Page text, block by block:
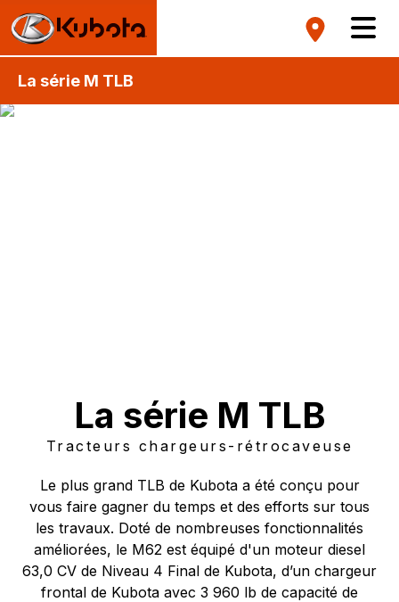
La série M TLB
La série M TLB
Tracteurs chargeurs-rétrocaveuse
Le plus grand TLB de Kubota a été conçu pour
vous faire gagner du temps et des efforts sur tous
les travaux. Doté de nombreuses fonctionnalités
améliorées, le M62 est équipé d'un moteur diesel
63,0 CV de Niveau 4 Final de Kubota, d’un chargeur
frontal de Kubota avec 3 960 lb de capacité de